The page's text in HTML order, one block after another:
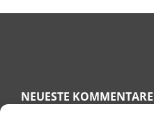
NEUESTE KOMMENTARE